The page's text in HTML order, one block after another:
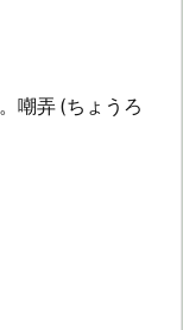
嘲弄 (ちょうろ